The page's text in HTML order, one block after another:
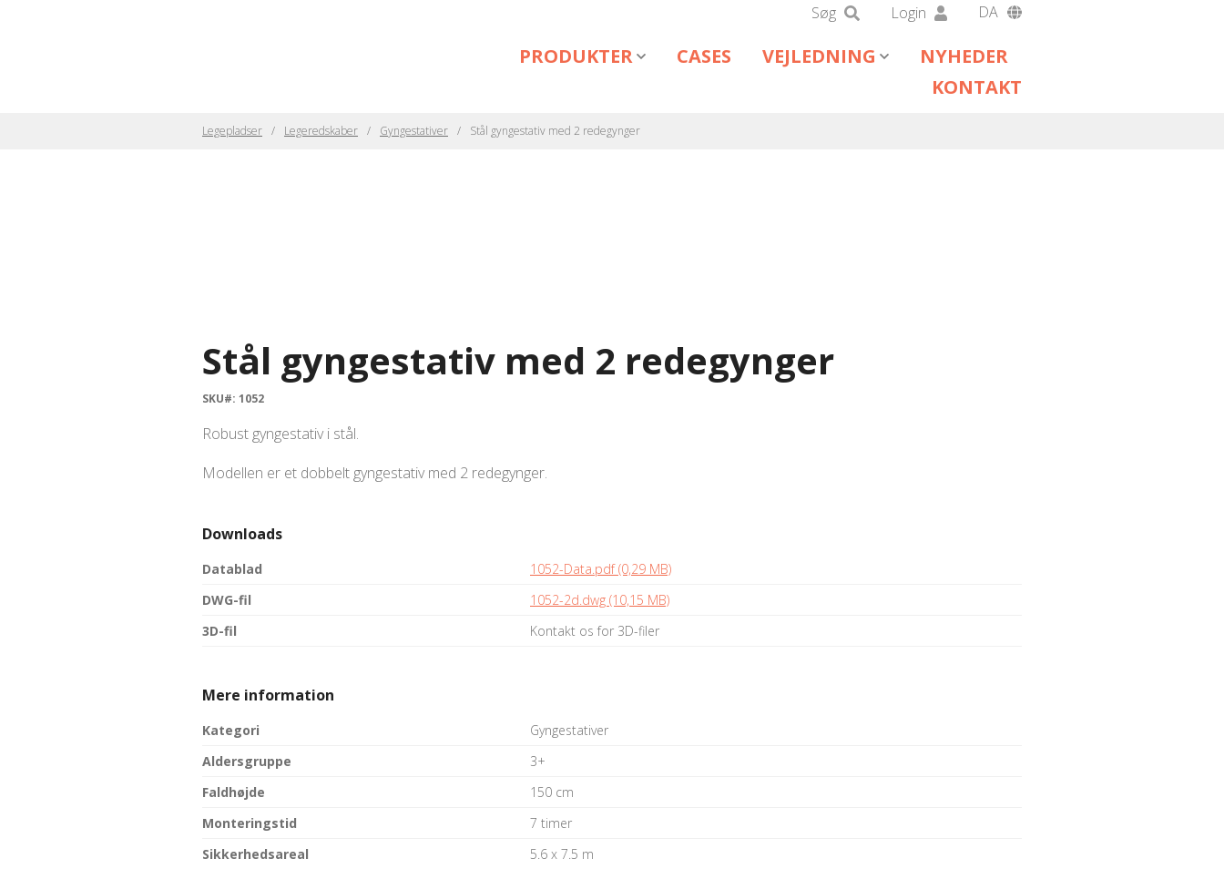
Søg Login
DA
DE
PRODUKTER CASES VEJLEDNING
NYHEDER
KONTAKT
Legepladser Legeredskaber Gyngestativer Stål gyngestativ med 2 redegynger
Stål gyngestativ med 2 redegynger
SKU#: 1052
Robust gyngestativ i stål.
Modellen er et dobbelt gyngestativ med 2 redegynger.
Downloads
Datablad
1052-Data.pdf (0,29 MB)
DWG-fil
1052-2d.dwg (10,15 MB)
3D-fil
Kontakt os for 3D-filer
Mere information
Kategori
Gyngestativer
Aldersgruppe
3+
Faldhøjde
150 cm
Monteringstid
7 timer
Sikkerhedsareal
5.6 x 7.5 m